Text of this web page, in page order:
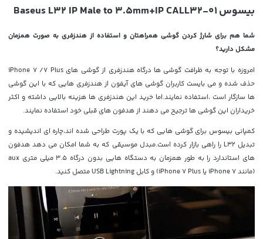
بیسوس Baseus L32 IP Male to 3.5mm+IP CALL32-01
شما هم برای شارژ کردن گوشی همراهتان و استفاده از هندزفری به صورت همزمان
مشکل دارید؟
امروزه با توجه به ظرافت گوشی ها درگاه هندزفری از گوشی های iPhone 7 /7 Plus
حذف شده و می بایست کاربران گوشی های آیفون از هندزفری هایی که با این گوشی
ها سازگار است ،استفاده نمایند.اما خرید این هندزفری ها هزینه بالایی داشته و اکثر
خریداران این گوشی ها ترجیح می دهند از هدفون های قبلی خود استفاده نمایند.
کمپانی بیسوس برای گوشی هایی که با یک پورت طراحی شده اند،چاره ای اندیشیده و
تبدیل L32 را راهی بازار کرده است.مبدل موسیقی که به شما امکان می دهد هدفون
های استاندارد را به طور همزمان به دستگاه هایی بدون درگاه 3.5 میلی متری aux
(مانند iPhone 7 یا iPhone 7 Plus) و کابل USB Lightning متصل کنید.